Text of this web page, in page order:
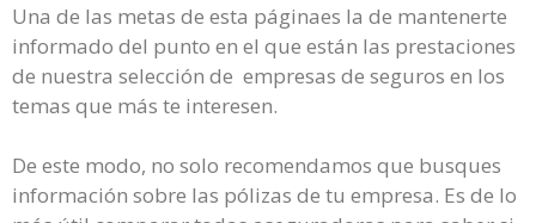
Una de las metas de esta páginaes la de mantenerte
informado del punto en el que están las prestaciones
de nuestra selección de empresas de seguros en los
temas que más te interesen.
De este modo, no solo recomendamos que busques
información sobre las pólizas de tu empresa. Es de lo